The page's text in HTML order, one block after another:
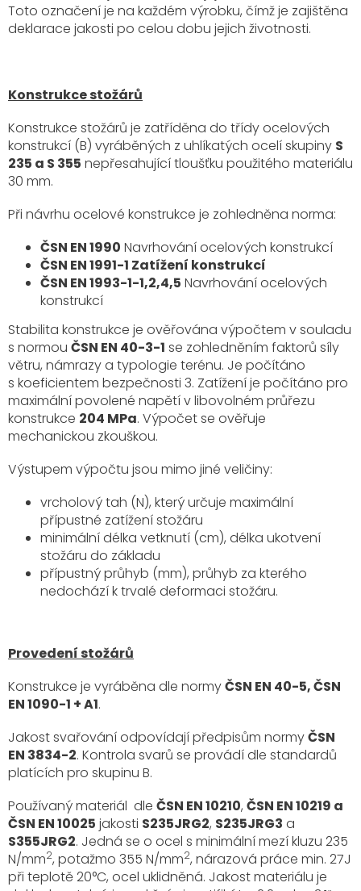
Toto označení je na každém výrobku, čímž je zajištěna
deklarace jakosti po celou dobu jejich životnosti.
Konstrukce stožárů
Konstrukce stožárů je zatříděna do třídy ocelových
konstrukcí (B) vyráběných z uhlíkatých ocelí skupiny S
235 a S 355 nepřesahující tloušťku použitého materiálu
30 mm.
Při návrhu ocelové konstrukce je zohledněna norma:
ČSN EN 1990 Navrhování ocelových konstrukcí
ČSN EN 1991-1 Zatížení konstrukcí
ČSN EN 1993-1-1,2,4,5 Navrhování ocelových
konstrukcí
Stabilita konstrukce je ověřována výpočtem v souladu
s normou ČSN EN 40-3-1 se zohledněním faktorů síly
větru, námrazy a typologie terénu. Je počítáno
s koeficientem bezpečnosti 3. Zatížení je počítáno pro
maximální povolené napětí v libovolném průřezu
konstrukce 204 MPa. Výpočet se ověřuje
mechanickou zkouškou.
Výstupem výpočtu jsou mimo jiné veličiny:
vrcholový tah (N), který určuje maximální
přípustné zatížení stožáru
minimální délka vetknutí (cm), délka ukotvení
stožáru do základu
přípustný průhyb (mm), průhyb za kterého
nedochází k trvalé deformaci stožáru.
Provedení stožárů
Konstrukce je vyráběna dle normyČSN EN 40-5, ČSN
EN 1090-1 + A1.
Jakost svařování odpovídají předpisům normyČSN
EN 3834-2. Kontrola svarů se provádí dle standardů
platících pro skupinu B.
Používaný materiál dle ČSN EN 10210, ČSN EN 10219 a
ČSN EN 10025 jakosti S235JRG2, S235JRG3 a
S355JRG2. Jedná se o ocel s minimální mezí kluzu 235
N/mm2, potažmo 355 N/mm2, nárazová práce min. 27J
při teplotě 20°C, ocel uklidněná. Jakost materiálu je